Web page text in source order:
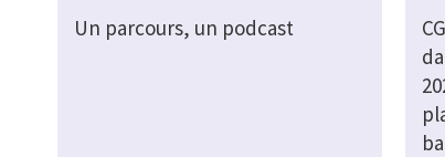
Un parcours, un podcast